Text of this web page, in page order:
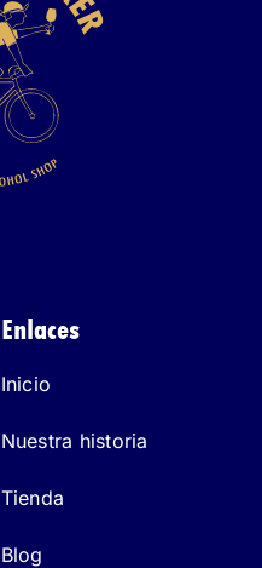
Enlaces
Inicio
Nuestra historia
Tienda
Blog